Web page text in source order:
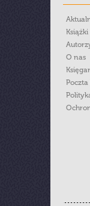
Książki
O nas